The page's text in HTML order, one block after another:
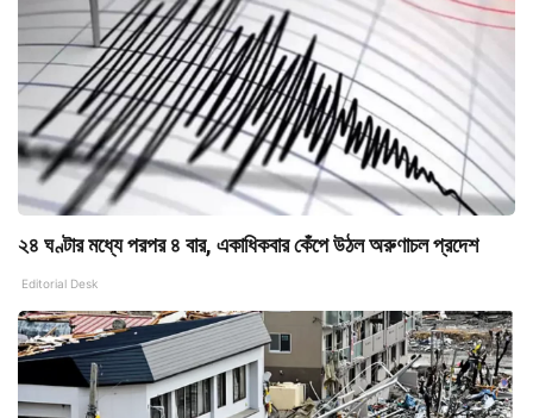
২৪ ঘণ্টার মধ্যে পরপর ৪ বার, একাধিকবার কেঁপে উঠল অরুণাচল প্রদেশ
Editorial Desk